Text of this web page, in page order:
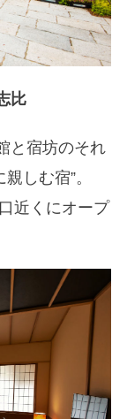
比
と宿坊のそれ
しむ宿”。
近くにオープ